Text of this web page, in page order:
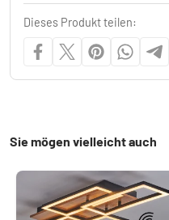
Dieses Produkt teilen:
Sie mögen vielleicht auch